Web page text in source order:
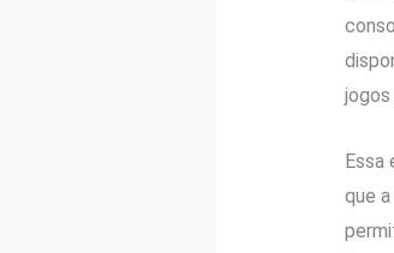
Essa
que